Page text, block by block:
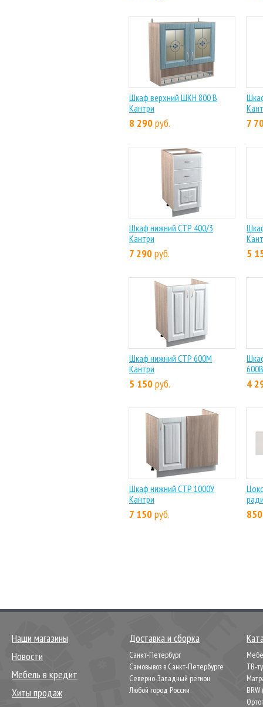
Шкаф верхний ШКН 800 В
Кантри
8 290руб. 7
Шкаф нижний СТР 400/3
Кантри
7 290руб. 5
Шкаф нижний СТР 600М
Кантри
5 150руб. 4
Шкаф нижний СТР 1000У
Кантри
7 150руб. 850
Наши магазины
Новости
Мебель в кредит
Хиты продаж
Доставка и сборка
Санкт-Петербург
Самовывоз в Санкт-Петербурге
Северно-Западный регион
Любой город России
ТВ-